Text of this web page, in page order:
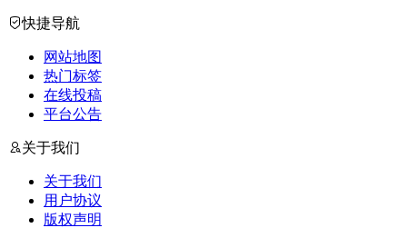
快捷导航
网站地图
热门标签
在线投稿
平台公告
关于我们
关于我们
用户协议
版权声明